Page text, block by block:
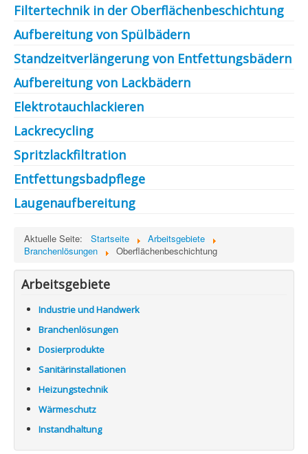
Filtertechnik in der Oberflächenbeschichtung
Aufbereitung von Spülbädern
Standzeitverlängerung von Entfettungsbädern
Aufbereitung von Lackbädern
Elektrotauchlackieren
Lackrecycling
Spritzlackfiltration
Entfettungsbadpflege
Laugenaufbereitung
Aktuelle Seite: Startseite
Arbeitsgebiete
Branchenlösungen
Oberflächenbeschichtung
Arbeitsgebiete
Industrie und Handwerk
Branchenlösungen
Dosierprodukte
Sanitärinstallationen
Heizungstechnik
Wärmeschutz
Instandhaltung